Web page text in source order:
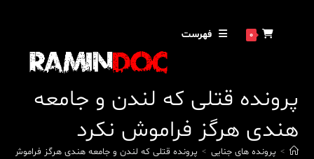
0 فهرست
پرونده‌ قتلی که لندن و جامعه
هندی هرگز فراموش نکرد
> پرونده های جنایی > پرونده‌ قتلی که لندن و جامعه هندی هرگز فراموش